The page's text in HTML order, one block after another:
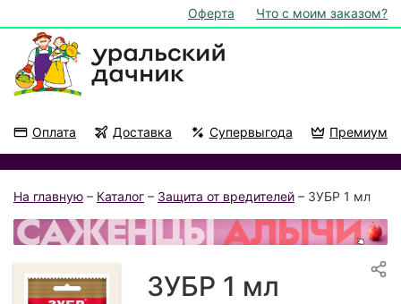
Оферта Что с моим заказом?
Оплата Доставка Супервыгода Премиум
На главную – Каталог – Защита от вредителей – ЗУБР 1 мл
ЗУБР 1 мл